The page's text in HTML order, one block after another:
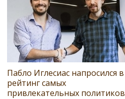
Пабло Иглесиас напросился в
рейтинг самых
привлекательных политиков